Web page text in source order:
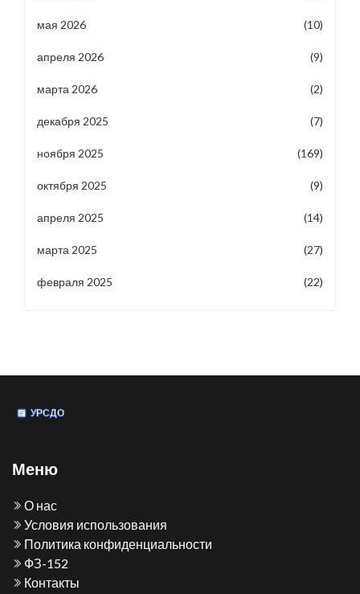
мая 2026 (10)
апреля 2026 (9)
марта 2026 (2)
декабря 2025 (7)
ноября 2025 (169)
октября 2025 (9)
апреля 2025 (14)
марта 2025 (27)
февраля 2025 (22)
Меню
О нас
Условия использования
Политика конфиденциальности
ФЗ-152
Контакты